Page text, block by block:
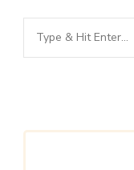
Looking
for